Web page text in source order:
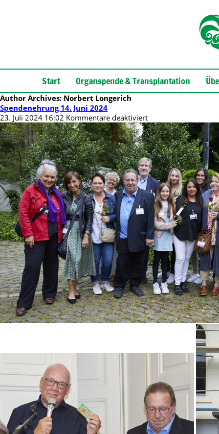
Start Organspende & Transplantation
Author Archives: Norbert Longerich
Spendenehrung 14. Juni 2024
23. Juli 2024 16:02 Kommentare deaktiviertfür
Spendenehrung
14.
Juni
2024